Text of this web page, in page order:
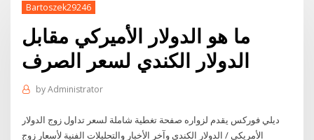
Bartoszek29246
ما هو الدولار الأميركي مقابل
الدولار الكندي لسعر الصرف
byAdministrator
ديلي فوركس يقدم لزواره صفحة تغطية شاملة لسعر تداول زوج الدولار
الأمريكي / الدولار الكندي وآخر الأخبار والتحليلات الفنية لأسعار زوج